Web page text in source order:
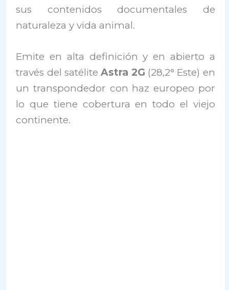
sus contenidos documentales de
naturaleza y vida animal.
Emite en alta definición y en abierto a
través del satéliteAstra 2G (28,2° Este) en
un transpondedor con haz europeo por
lo que tiene cobertura en todo el viejo
continente.